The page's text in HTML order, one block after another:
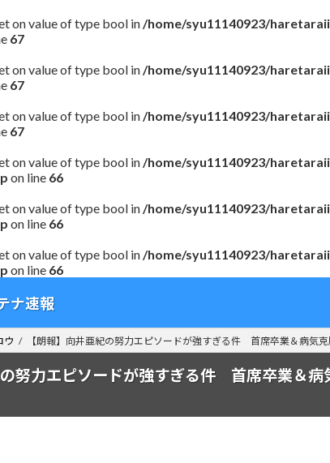
on value of type bool in/home/syu11140923/
67
on value of type bool in/home/syu11140923/
67
on value of type bool in/home/syu11140923/
67
on value of type bool in/home/syu11140923/
on line 66
on value of type bool in/home/syu11140923/
on line 66
on value of type bool in/home/syu11140923/
on line 66
ナ速報
ウ 【朗報】向井亜紀の努力エピソードが強すぎる件 首席卒業＆病気
の努力エピソードが強すぎる件 首席卒業＆病